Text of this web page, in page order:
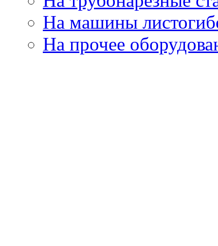
На машины
На прочее